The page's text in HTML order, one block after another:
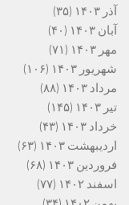
آذر ۱۴۰۳
(۳۵)
آبان ۱۴۰۳
(۴۰)
مهر ۱۴۰۳
(۷۱)
شهریور ۱۴۰۳
(۱۰۶)
مرداد ۱۴۰۳
(۸۸)
تیر ۱۴۰۳
(۱۴۵)
خرداد ۱۴۰۳
(۴۳)
اردیبهشت ۱۴۰۳
(۶۳)
فروردین ۱۴۰۳
(۶۸)
اسفند ۱۴۰۲
(۷۷)